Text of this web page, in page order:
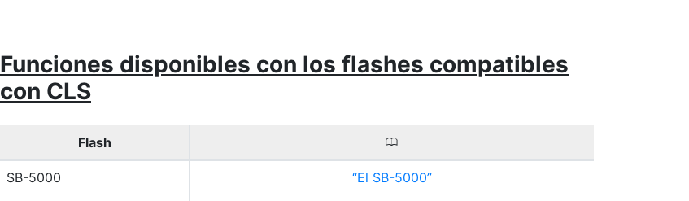
Funciones disponibles con los flashes compatibles
con CLS
Flash 0
SB-5000 El SB-5000